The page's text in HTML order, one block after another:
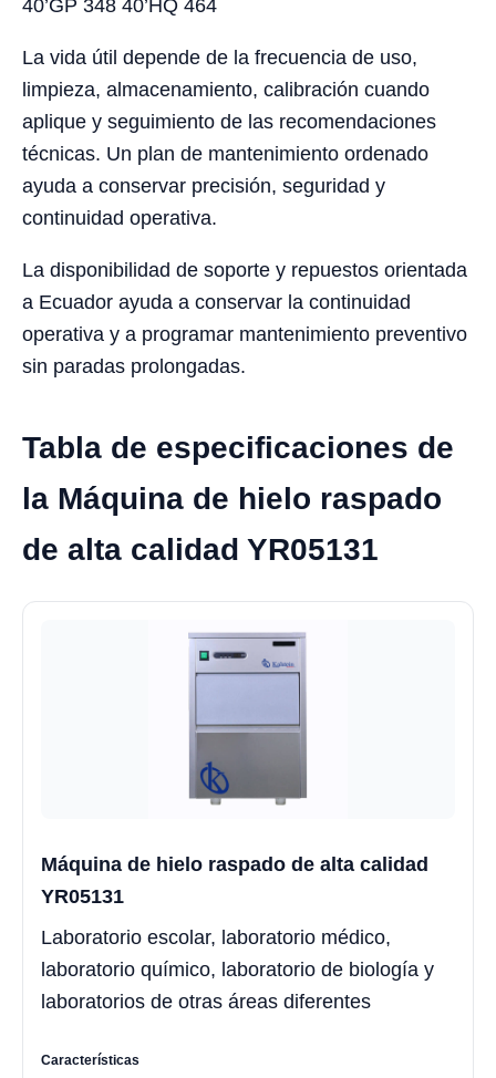
40’GP 348 40’HQ 464
La vida útil depende de la frecuencia de uso,
limpieza, almacenamiento, calibración cuando
aplique y seguimiento de las recomendaciones
técnicas. Un plan de mantenimiento ordenado
ayuda a conservar precisión, seguridad y
continuidad operativa.
La disponibilidad de soporte y repuestos orientada
a Ecuador ayuda a conservar la continuidad
operativa y a programar mantenimiento preventivo
sin paradas prolongadas.
Tabla de especificaciones de
la Máquina de hielo raspado
de alta calidad YR05131
Máquina de hielo raspado de alta calidad
YR05131
Laboratorio escolar, laboratorio médico,
laboratorio químico, laboratorio de biología y
laboratorios de otras áreas diferentes
Características